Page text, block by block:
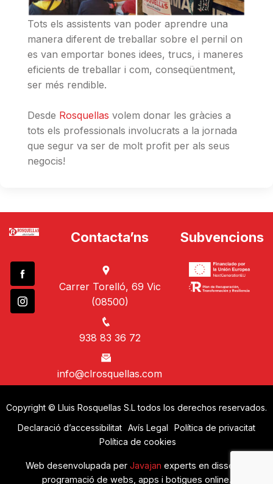
Tots els assistents van poder aprendre una
manera diferent de treballar sobre el pernil on
es van emportar bones idees, trucs, i maneres
eficients de treballar i com, conseqüentment,
ser més rendible.
Desde Rosquellas volem donar les gràcies a
tots els professionals involucrats a la jornada
que segur va ser de molt profit per als seus
negocis!
Contacta’ns
Carrer Torelló, 69 Vic
(08500)
938 83 36 72
info@clrosquellas.com
Subvencions
Copyright © Lluis Rosquellas S.L todos los derechos reservados.
Declaració d’accessibilitat Avís Legal
Política de privacitat
Política de cookies
Web desenvolupada perJavajan experts en disseny i
programació de webs, apps i botigues online.